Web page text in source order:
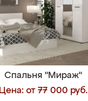
Спальня "Мираж"
Цена: от 77 000 руб.